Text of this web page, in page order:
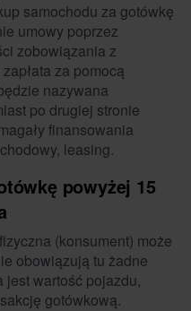
samochodu za gotówkę
umowy poprzez
zobowiązania z
za pomocą
nazywana
po drugiej stronie
finansowania
leasing.
powyżej 15
(konsument) może
obowiązują tu żadne
jest wartość pojazdu,
gotówkową.